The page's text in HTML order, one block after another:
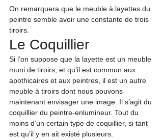
On remarquera que le meuble à layettes du
peintre semble avoir une constante de trois
tiroirs.
Le Coquillier
Si l’on suppose que la layette est un meuble
muni de tiroirs, et qu’il est commun aux
apothicaires et aux peintres, il est un autre
meuble à tiroirs dont nous pouvons
maintenant envisager une image. Il s’agit du
coquillier du peintre-enlumineur. Tout du
moins d’un certain type de coquillier, si tant
est qu’il y en ait existé plusieurs.